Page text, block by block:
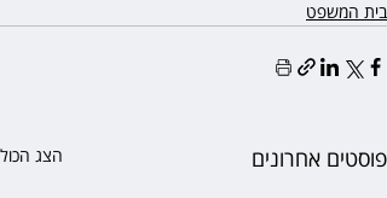
בית המשפט
פוסטים אחרונים הצג הכול